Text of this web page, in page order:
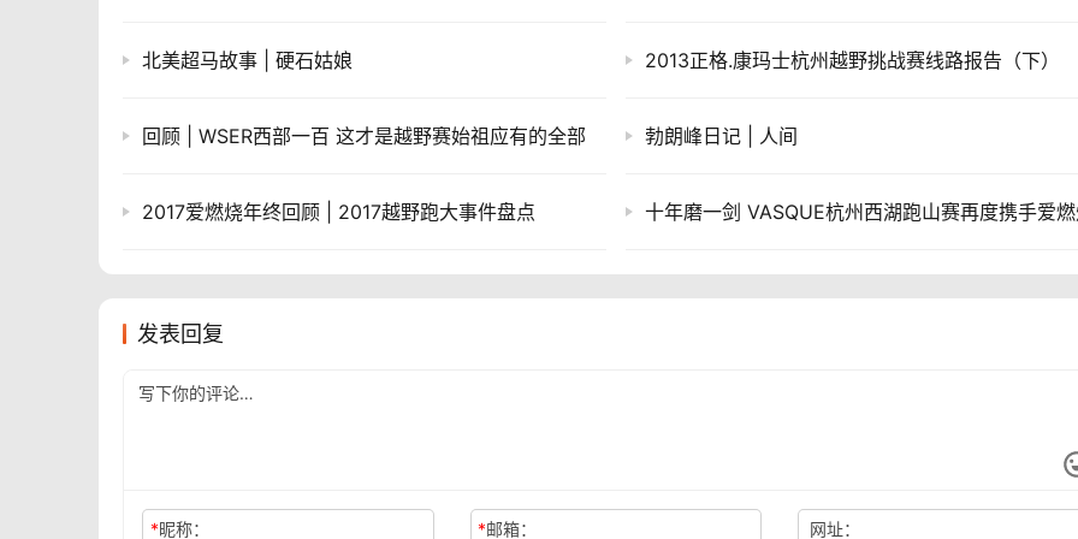
北美超马故事 | 硬石姑娘 2013正格.康玛士杭州越野挑战赛线路报告（下）
回顾 | WSER西部一百 这才是越野赛始祖应有的全部 勃朗峰日记 | 人间
2017爱燃烧年终回顾 | 2017越野跑大事件盘点 十年磨一剑 VASQUE杭州西湖跑山赛再度携手爱
发表回复
*昵称： *邮箱： 网址：